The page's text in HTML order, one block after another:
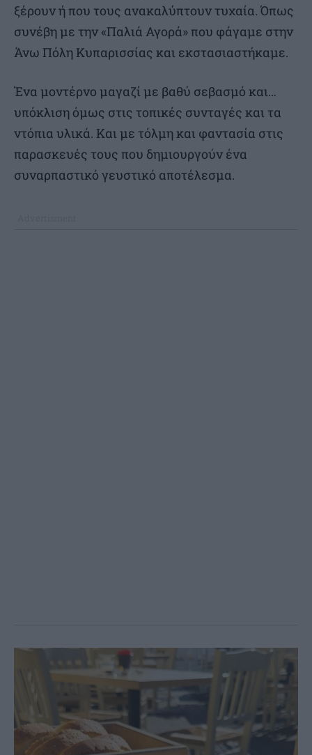
ξέρουν ή που τους ανακαλύπτουν τυχαία. Όπως
συνέβη με την «Παλιά Αγορά» που φάγαμε στην
Άνω Πόλη Κυπαρισσίας και εκστασιαστήκαμε.
Ένα μοντέρνο μαγαζί με βαθύ σεβασμό και…
υπόκλιση όμως στις τοπικές συνταγές και τα
ντόπια υλικά. Και με τόλμη και φαντασία στις
παρασκευές τους που δημιουργούν ένα
συναρπαστικό γευστικό αποτέλεσμα.